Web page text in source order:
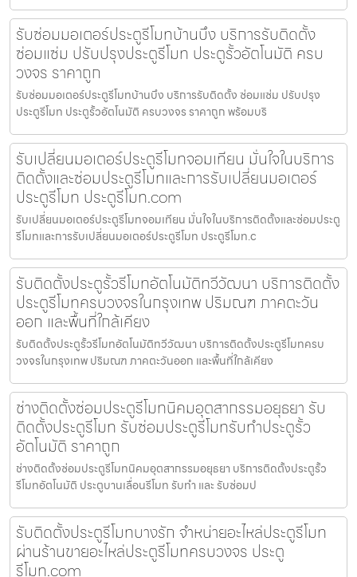
รับซ่อมมอเตอร์ประตูรีโมทบ้านบึง บริการรับติดตั้ง
ซ่อมแซ่ม ปรับปรุงประตูรีโมท ประตูรั้วอัตโนมัติ ครบ
วงจร ราคาถูก
รับซ่อมมอเตอร์ประตูรีโมทบ้านบึง บริการรับติดตั้ง ซ่อมแซ่ม ปรับปรุง
ประตูรีโมท ประตูรั้วอัตโนมัติ ครบวงจร ราคาถูก พร้อมบริ
รับเปลี่ยนมอเตอร์ประตูรีโมทจอมเทียน มั่นใจในบริการ
ติดตั้งและซ่อมประตูรีโมทและการรับเปลี่ยนมอเตอร์
ประตูรีโมท ประตูรีโมท.com
รับเปลี่ยนมอเตอร์ประตูรีโมทจอมเทียน มั่นใจในบริการติดตั้งและซ่อมประตู
รีโมทและการรับเปลี่ยนมอเตอร์ประตูรีโมท ประตูรีโมท.c
รับติดตั้งประตูรั้วรีโมทอัตโนมัติทวีวัฒนา บริการติดตั้ง
ประตูรีโมทครบวงจรในกรุงเทพ ปริมณฑ ภาคตะวัน
ออก และพื้นที่ใกล้เคียง
รับติดตั้งประตูรั้วรีโมทอัตโนมัติทวีวัฒนา บริการติดตั้งประตูรีโมทครบ
วงจรในกรุงเทพ ปริมณฑ ภาคตะวันออก และพื้นที่ใกล้เคียง
ช่างติดตั้งซ่อมประตูรีโมทนิคมอุตสากรรมอยุธยา รับ
ติดตั้งประตูรีโมท รับซ่อมประตูรีโมทรับทำประตูรั้ว
อัตโนมัติ ราคาถูก
ช่างติดตั้งซ่อมประตูรีโมทนิคมอุตสากรรมอยุธยา บริการติดตั้งประตูรั้ว
รีโมทอัตโนมัติ ประตูบานเลื่อนรีโมท รับทำ และ รับซ่อมป
รับติดตั้งประตูรีโมทบางรัก จำหน่ายอะไหล่ประตูรีโมท
ผ่านร้านขายอะไหล่ประตูรีโมทครบวงจร ประตู
รีโมท.com